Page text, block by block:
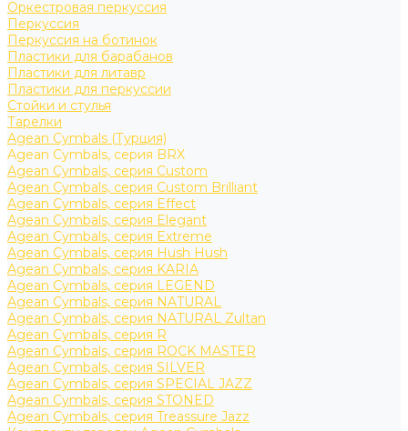
Оркестровая перкуссия
Перкуссия
Перкуссия на ботинок
Пластики для барабанов
Пластики для литавр
Пластики для перкуссии
Стойки и стулья
Тарелки
Agean Cymbals (Турция)
Agean Cymbals, серия BRX
Agean Cymbals, серия Custom
Agean Cymbals, серия Custom Brilliant
Agean Cymbals, серия Effect
Agean Cymbals, серия Elegant
Agean Cymbals, серия Extreme
Agean Cymbals, серия Hush Hush
Agean Cymbals, серия KARIA
Agean Cymbals, серия LEGEND
Agean Cymbals, серия NATURAL
Agean Cymbals, серия NATURAL Zultan
Agean Cymbals, серия R
Agean Cymbals, серия ROCK MASTER
Agean Cymbals, серия SILVER
Agean Cymbals, серия SPECIAL JAZZ
Agean Cymbals, серия STONED
Agean Cymbals, серия Treassure Jazz